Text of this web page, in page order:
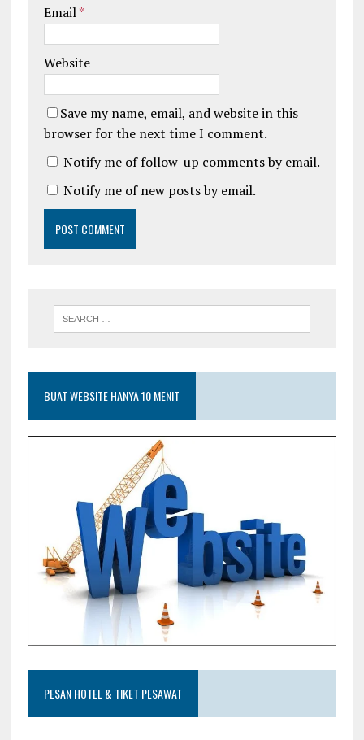
Email*
Website
Save my name, email, and website in this
browser for the next time I comment.
Notify me of follow-up comments by email.
Notify me of new posts by email.
BUAT WEBSITE HANYA 10 MENIT
PESAN HOTEL & TIKET PESAWAT